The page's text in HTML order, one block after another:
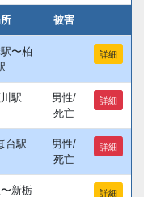
被害
〜柏
詳細
駅
男性/
死亡
詳細
台駅
男性/
死亡
詳細
新栃 詳細